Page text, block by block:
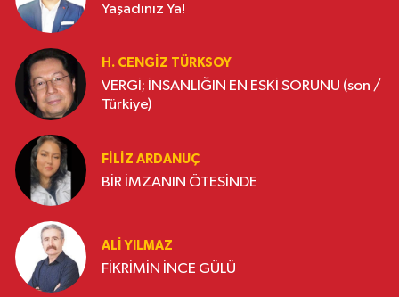
Yaşadınız Ya!
H. CENGIZ TÜRKSOY
VERGİ; İNSANLIĞIN EN ESKİ SORUNU (son /
Türkiye)
FILIZ ARDANUÇ
BİR İMZANIN ÖTESİNDE
ALI YILMAZ
FİKRİMİN İNCE GÜLÜ